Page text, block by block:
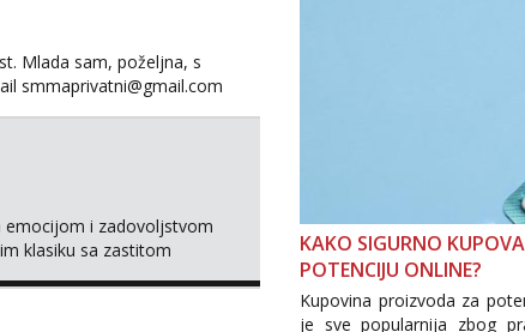
Mlada sam, poželjna, s
smmaprivatni@gmail.com
emocijom i zadovoljstvom
klasiku sa zastitom
KAKO SIGURNO
POTENCIJU ONLINE?
Kupovina proizvoda za
je sve popularnija zbog